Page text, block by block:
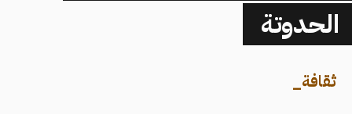
الحدوتة
ثقافة_